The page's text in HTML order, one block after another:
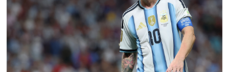
Categories
Головна
Новини футболу
Відео
Новини футболу України